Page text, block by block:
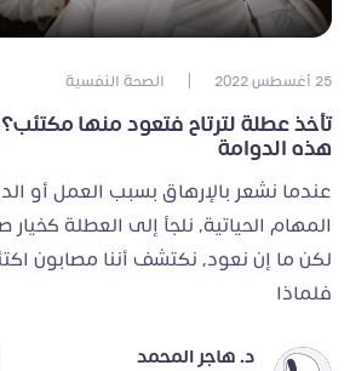
25 أغسطس 2022 الصحة النفسية
تأخذ عطلة لترتاح فتعود منها
هذه الدوامة
عندما نشعر بالإرهاق بسبب العمل أو
المهام الحياتية، نلجأ إلى العطلة
لكن ما إن نعود، نكتشف أننا مصابون
فلماذا
د. هاجر المحمد